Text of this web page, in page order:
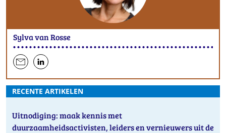
Sylva van Rosse
een
e-
mail
hen
op
LinkedIn
RECENTE ARTIKELEN
Uitnodiging: maak kennis met
duurzaamheidsactivisten, leiders en vernieuwers uit de